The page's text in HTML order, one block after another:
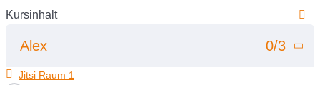
Kursinhalt
Alex 0/3
Jitsi Raum 1